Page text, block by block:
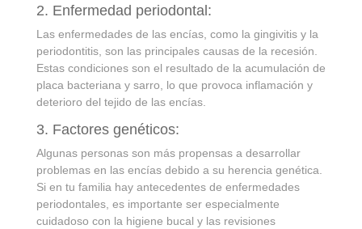
2. Enfermedad periodontal:
Las enfermedades de las encías, como la gingivitis y la
periodontitis, son las principales causas de la recesión.
Estas condiciones son el resultado de la acumulación de
placa bacteriana y sarro, lo que provoca inflamación y
deterioro del tejido de las encías.
3. Factores genéticos:
Algunas personas son más propensas a desarrollar
problemas en las encías debido a su herencia genética.
Si en tu familia hay antecedentes de enfermedades
periodontales, es importante ser especialmente
cuidadoso con la higiene bucal y las revisiones